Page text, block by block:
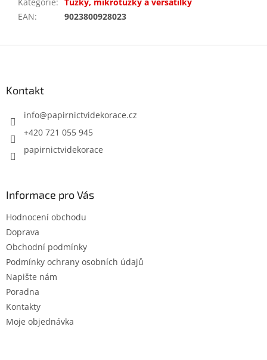
EAN: 9023800928023
Kontakt
info@papirnictvidekorace.cz
+420 721 055 945
papirnictvidekorace
Informace pro Vás
Hodnocení obchodu
Doprava
Obchodní podmínky
Podmínky ochrany osobních údajů
Napište nám
Poradna
Kontakty
Moje objednávka